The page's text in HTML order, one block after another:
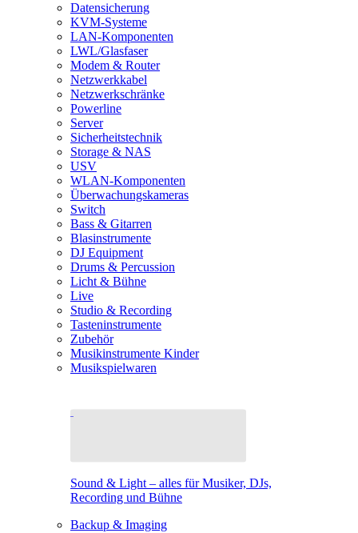
Datensicherung
KVM-Systeme
LAN-Komponenten
LWL/Glasfaser
Modem & Router
Netzwerkkabel
Netzwerkschränke
Powerline
Server
Sicherheitstechnik
Storage & NAS
USV
WLAN-Komponenten
Überwachungskameras
Switch
Bass & Gitarren
Blasinstrumente
DJ Equipment
Drums & Percussion
Licht & Bühne
Live
Studio & Recording
Tasteninstrumente
Zubehör
Musikinstrumente Kinder
Musikspielwaren
Sound & Light – alles für Musiker, DJs,
Recording und Bühne
Backup & Imaging